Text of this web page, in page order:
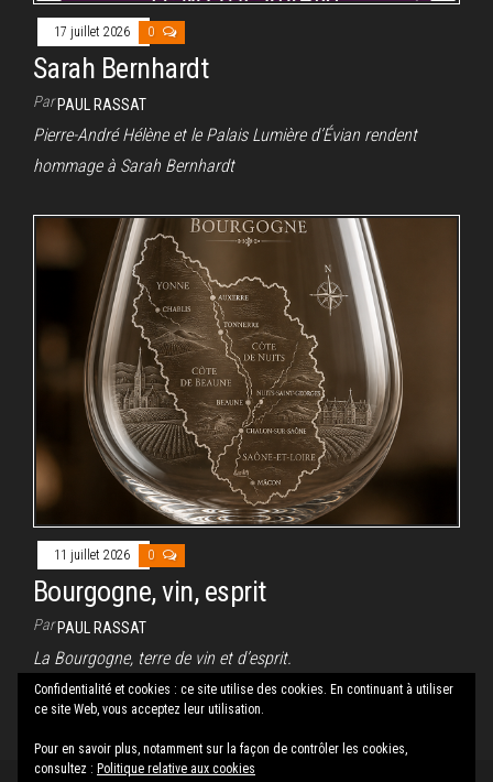
17 juillet 2026 0
Sarah Bernhardt
ParPAUL RASSAT
Pierre-André Hélène et le Palais Lumière d’Évian rendent
hommage à Sarah Bernhardt
11 juillet 2026 0
Bourgogne, vin, esprit
ParPAUL RASSAT
La Bourgogne, terre de vin et d’esprit.
Pagination
des
1
Confidentialité et cookies : ce site utilise des cookies. En continuant à utiliser
ce site Web, vous acceptez leur utilisation.
Pour en savoir plus, notamment sur la façon de contrôler les cookies,
consultez : Politique relative aux cookies